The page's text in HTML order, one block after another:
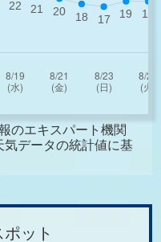
のエキスパート機関
データの統計値に基
ット